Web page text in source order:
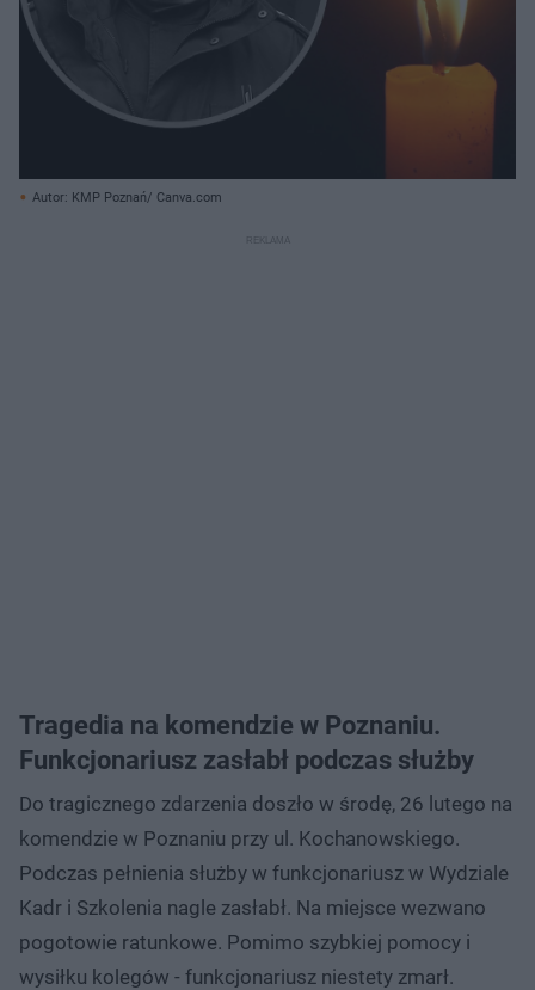
Autor: KMP Poznań/ Canva.com
Tragedia na komendzie w Poznaniu.
Funkcjonariusz zasłabł podczas służby
Do tragicznego zdarzenia doszło w środę, 26 lutego na
komendzie w Poznaniu przy ul. Kochanowskiego.
Podczas pełnienia służby w funkcjonariusz w Wydziale
Kadr i Szkolenia nagle zasłabł. Na miejsce wezwano
pogotowie ratunkowe. Pomimo szybkiej pomocy i
wysiłku kolegów - funkcjonariusz niestety zmarł.